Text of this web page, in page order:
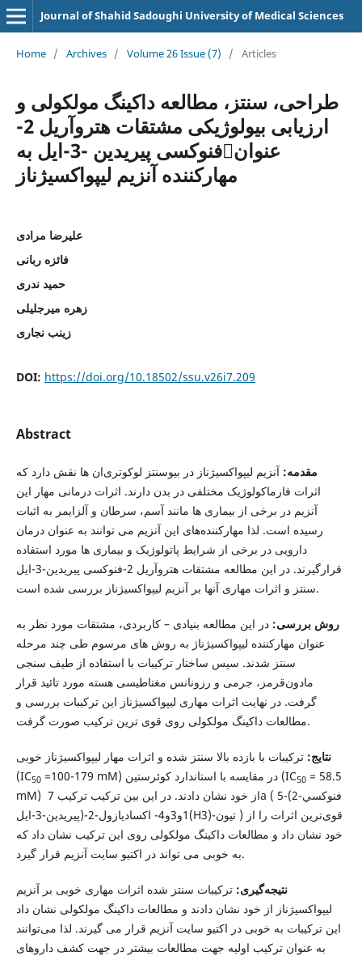
Journal of Shahid Sadoughi University of Medical Sciences
Home / Archives / Volume 26 Issue (7) / Articles
طراحی، سنتز، مطالعه داکینگ مولکولی و
ارزیابی بیولوژیکی مشتقات هتروآریل 2-
فنوکسی پیریدین -3-ایل بهعنوان
مهارکننده آنزیم لیپواکسیژناز
علیرضا مرادی
فائزه ربانی
حمید ندری
زهره میرجلیلی
زینب نجاری
DOI: https://doi.org/10.18502/ssu.v26i7.209
Abstract
مقدمه: آنزیم لیپواکسیژناز در بیوسنتز لوکوتری‌ان ها نقش دارد که
اثرات فارماکولوژیک مختلفی در بدن دارند. اثرات درمانی مهار این
آنزیم در برخی از بیماری ها مانند آسم، سرطان و آلزایمر به اثبات
رسیده است. لذا مهارکننده‌های این آنزیم می توانند به عنوان درمان
دارویی در برخی از شرایط پاتولوژیک و بیماری ها مورد استفاده
قرارگیرند. در این مطالعه مشتقات هتروآریل 2-فنوکسی پیریدین-3-ایل
سنتز و اثرات مهاری آنها بر آنزیم لیپواکسیژناز بررسی شده است.
روش بررسی: در این مطالعه بنیادی – کاربردی، مشتقات مورد نظر به
عنوان مهارکننده لیپواکسیژناژ به روش های مرسوم طی چند مرحله
سنتز شدند. سپس ساختار ترکیبات با استفاده از طیف سنجی
مادون‌قرمز، جرمی و رزونانس مغناطیسی هسته مورد تائید قرار
گرفت. در نهایت اثرات مهاری لیپواکسیژناز این ترکیبات بررسی و
مطالعات داکینگ مولکولی روی قوی ترین ترکیب صورت گرفت.
نتایج: ترکیبات با بازده بالا سنتز شده و اثرات مهار لیپواکسیژناز خوبی
(IC50 =100-179 mM) در مقایسه با استاندارد کوئرستین (IC50= 58.5
mM) از خود نشان دادند. در این بین ترکیب ترکیب 7a ( 5-(2-فنوكسي
پيريدين-3-ايل)-1و3و4- اكساديازول-2(H3)-تيون ) قوی‌ترین اثرات را از
خود نشان داد و مطالعات داکینگ مولکولی روی این ترکیب نشان داد که
به خوبی می تواند در اکتیو سایت آنزیم قرار گیرد.
نتیجه‌گیری: ترکیبات سنتز شده اثرات مهاری خوبی بر آنزیم
لیپواکسیژناز از خود نشان دادند و مطالعات داکینگ مولکولی نشان داد
این ترکیبات به خوبی در اکتیو سایت آنزیم قرار می گیرند. لذا می‌توانند
به عنوان ترکیب اولیه جهت مطالعات بیشتر در جهت کشف داروهای